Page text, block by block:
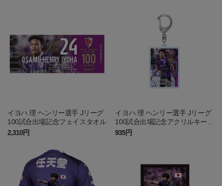
イヨハ 理 ヘンリー選手 Jリーグ
100試合出場記念フェイスタオル
2,310円
イヨハ 理 ヘンリー選手 Jリーグ
100試合出場記念アクリルキーホ
ルダー
935円